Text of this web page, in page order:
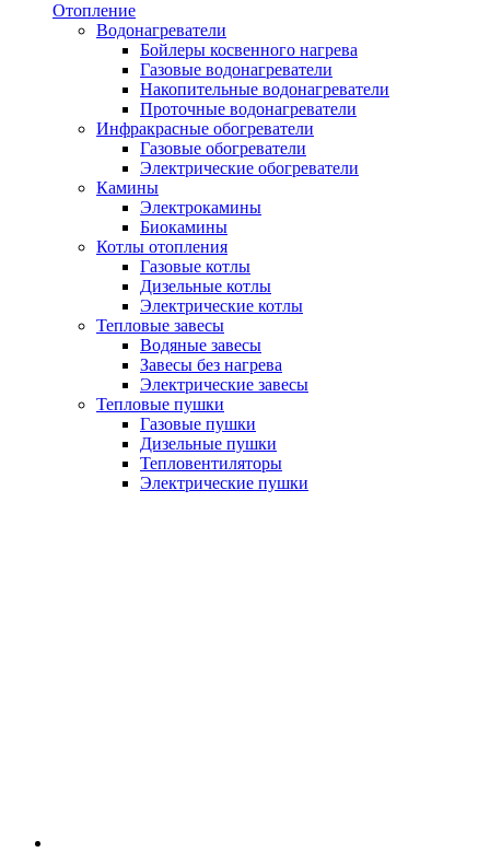
Отопление
Водонагреватели
Бойлеры косвенного нагрева
Газовые водонагреватели
Накопительные водонагреватели
Проточные водонагреватели
Инфракрасные обогреватели
Газовые обогреватели
Электрические обогреватели
Камины
Электрокамины
Биокамины
Котлы отопления
Газовые котлы
Дизельные котлы
Электрические котлы
Тепловые завесы
Водяные завесы
Завесы без нагрева
Электрические завесы
Тепловые пушки
Газовые пушки
Дизельные пушки
Тепловентиляторы
Электрические пушки